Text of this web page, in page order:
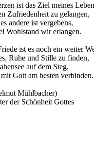
ist das Ziel meines
Zufriedenheit zu gelangen,
andere ist vergebens,
Wohlstand wir erlangen.
ist es noch ein weiter
Ruhe und Stille zu finden,
auf dem Steg,
Gott am besten verbinden.
Mühlbacher)
der Schönheit Gottes